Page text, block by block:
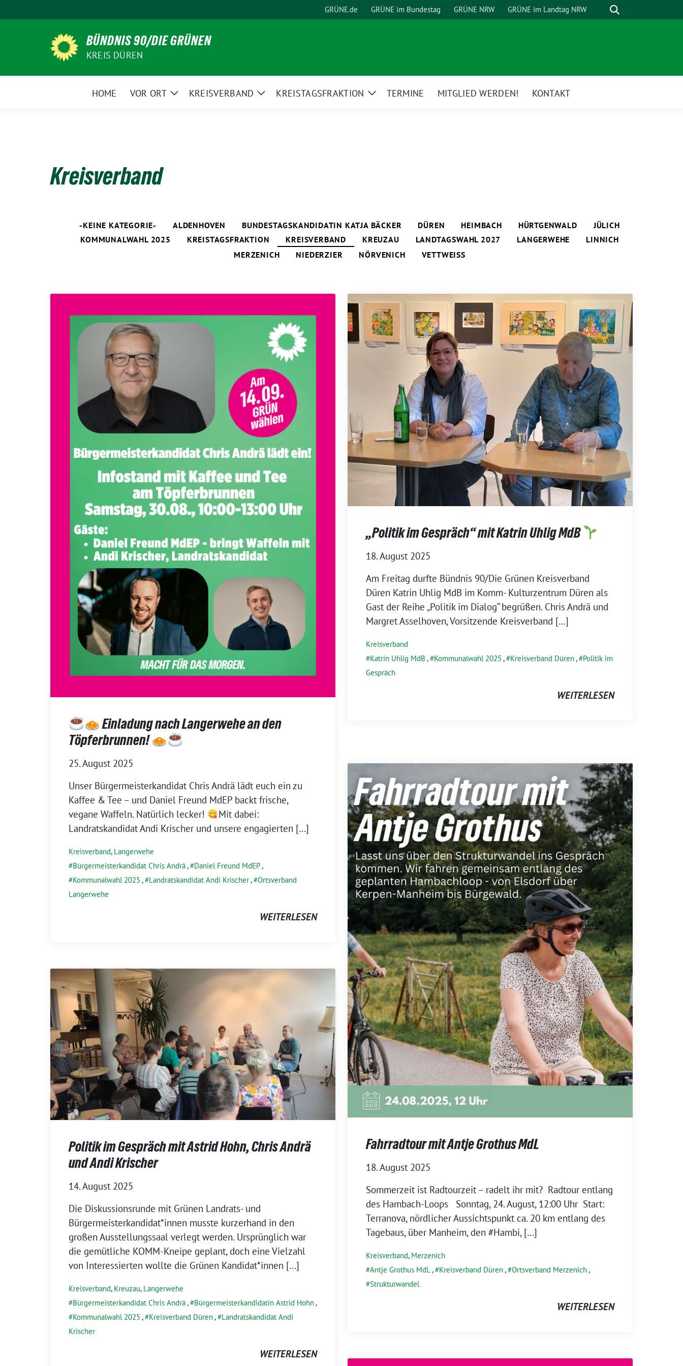
zum
GRÜNE.de GRÜNE im Bundestag GRÜNE NRW GRÜNE im Landtag NRW Suche
BÜNDNIS 90/DIE GRÜNEN
KREIS DÜREN
HOME VOR ORT
ZeigeKREISVERBAND
ZeigeKREISTAGSFRAKTION
ZeigeTERMINE MITGLIED WERDEN! KONTAKT
Kreisverband
-KEINE KATEGORIE- ALDENHOVEN BUNDESTAGSKANDIDATIN KATJA BÄCKER DÜREN HEIMBACH HÜRTGENWALD
JÜLICH
KOMMUNALWAHL 2025
KREISTAGSFRAKTION KREISVERBAND KREUZAU LANDTAGSWAHL 2027 LANGERWEHE
LINNICH
MERZENICH
NIEDERZIER NÖRVENICH VETTWEISS
Einladung nach Langerwehe an den
Töpferbrunnen!
25. August 2025
Unser Bürgermeisterkandidat Chris Andrä lädt euch ein zu
Kaffee & Tee – und Daniel Freund MdEP backt frische,
vegane Waffeln. Natürlich lecker!
Mit dabei:
Landratskandidat Andi Krischer und unsere engagierten […]
Kreisverband, Langerwehe
Bürgermeisterkandidat Chris Andrä, Daniel Freund MdEP,
Kommunalwahl 2025 , Landratskandidat Andi Krischer, Ortsverband
Langerwehe
WEITERLESEN
„Politik im Gespräch“ mit Katrin Uhlig MdB
18. August 2025
Am Freitag durfte Bündnis 90/Die Grünen Kreisverband
Düren Katrin Uhlig MdB im Komm- Kulturzentrum Düren als
Gast der Reihe „Politik im Dialog“ begrüßen. Chris Andrä und
Margret Asselhoven, Vorsitzende Kreisverband […]
Kreisverband
Katrin Uhlig MdB , Kommunalwahl 2025 , Kreisverband Düren,
Politik im
Gespräch
WEITERLESEN
Fahrradtour mit Antje Grothus MdL
18. August 2025
Sommerzeit ist Radtourzeit – radelt ihr mit? Radtour entlang
des Hambach-Loops Sonntag, 24. August, 12:00 Uhr Start:
Terranova, nördlicher Aussichtspunkt ca. 20 km entlang des
Tagebaus, über Manheim, den #Hambi, […]
Kreisverband, Merzenich
Antje Grothus MdL, Kreisverband Düren, Ortsverband Merzenich,
Strukturwandel
WEITERLESEN
Politik im Gespräch mit Astrid Hohn, Chris Andrä
und Andi Krischer
14. August 2025
Die Diskussionsrunde mit Grünen Landrats- und
Bürgermeisterkandidat*innen musste kurzerhand in den
großen Ausstellungssaal verlegt werden. Ursprünglich war
die gemütliche KOMM-Kneipe geplant, doch eine Vielzahl
von Interessierten wollte die Grünen Kandidat*innen […]
Kreisverband, Kreuzau, Langerwehe
Bürgermeisterkandidat Chris Andrä, Bürgermeisterkandidatin Astrid Hohn,
Kommunalwahl 2025 , Kreisverband Düren,
Landratskandidat Andi
Krischer
WEITERLESEN